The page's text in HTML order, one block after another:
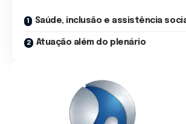
Saúde, inclusão e assistência
Atuação além do plenário